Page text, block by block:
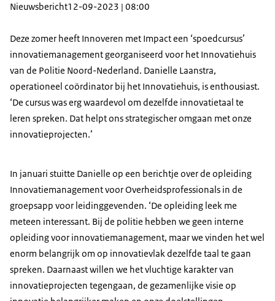
Nieuwsbericht12-09-2023 | 08:00
Deze zomer heeft Innoveren met Impact een ‘spoedcursus’
innovatiemanagement georganiseerd voor het Innovatiehuis
van de Politie Noord-Nederland. Danielle Laanstra,
operationeel coördinator bij het Innovatiehuis, is enthousiast.
‘De cursus was erg waardevol om dezelfde innovatietaal te
leren spreken. Dat helpt ons strategischer omgaan met onze
innovatieprojecten.’
In januari stuitte Danielle op een berichtje over de opleiding
Innovatiemanagement voor Overheidsprofessionals in de
groepsapp voor leidinggevenden. ‘De opleiding leek me
meteen interessant. Bij de politie hebben we geen interne
opleiding voor innovatiemanagement, maar we vinden het wel
enorm belangrijk om op innovatievlak dezelfde taal te gaan
spreken. Daarnaast willen we het vluchtige karakter van
innovatieprojecten tegengaan, de gezamenlijke visie op